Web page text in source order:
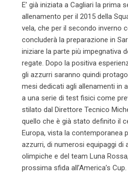
E’ già iniziata a Cagliari la prima
allenamento per il 2015 della
vela, che per il secondo inverno
concluderà la preparazione in
iniziare la parte più impegnativa
regate. Dopo la positiva
gli azzurri saranno quindi
mesi dedicati agli allenamenti in
a una serie di test fisici come
stilato dal Direttore Tecnico
quello che è già stato definito il
Europa, vista la contemporanea
azzurri, di numerosi equipaggi di
olimpiche e del team Luna
prossima sfida all’America’s Cup.